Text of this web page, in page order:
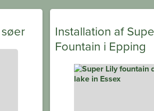
Installation af
Fountain i Epping